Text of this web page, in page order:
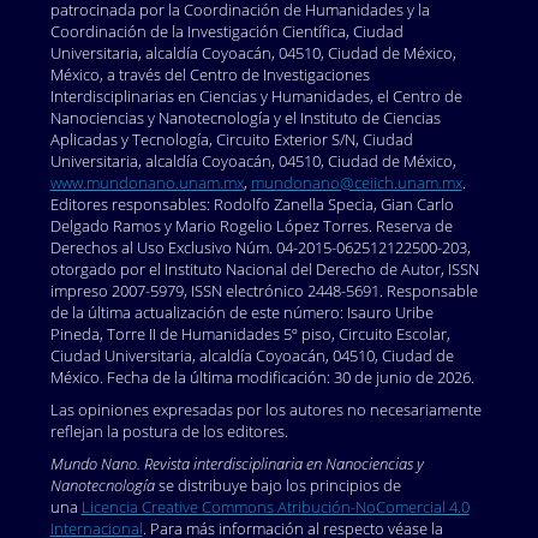
patrocinada por la Coordinación de Humanidades y la
Coordinación de la Investigación Científica, Ciudad
Universitaria, alcaldía Coyoacán, 04510, Ciudad de México,
México, a través del Centro de Investigaciones
Interdisciplinarias en Ciencias y Humanidades, el Centro de
Nanociencias y Nanotecnología y el Instituto de Ciencias
Aplicadas y Tecnología, Circuito Exterior S/N, Ciudad
Universitaria, alcaldía Coyoacán, 04510, Ciudad de México,
www.mundonano.unam.mx, mundonano@ceiich.unam.mx.
Editores responsables: Rodolfo Zanella Specia, Gian Carlo
Delgado Ramos y Mario Rogelio López Torres. Reserva de
Derechos al Uso Exclusivo Núm. 04-2015-062512122500-203,
otorgado por el Instituto Nacional del Derecho de Autor, ISSN
impreso 2007-5979, ISSN electrónico 2448-5691. Responsable
de la última actualización de este número: Isauro Uribe
Pineda, Torre II de Humanidades 5º piso, Circuito Escolar,
Ciudad Universitaria, alcaldía Coyoacán, 04510, Ciudad de
México. Fecha de la última modificación: 30 de junio de 2026.
Las opiniones expresadas por los autores no necesariamente
reflejan la postura de los editores.
Mundo Nano. Revista interdisciplinaria en Nanociencias y
Nanotecnologíase distribuye bajo los principios de
una Licencia Creative Commons Atribución-NoComercial 4.0
Internacional. Para más información al respecto véase la